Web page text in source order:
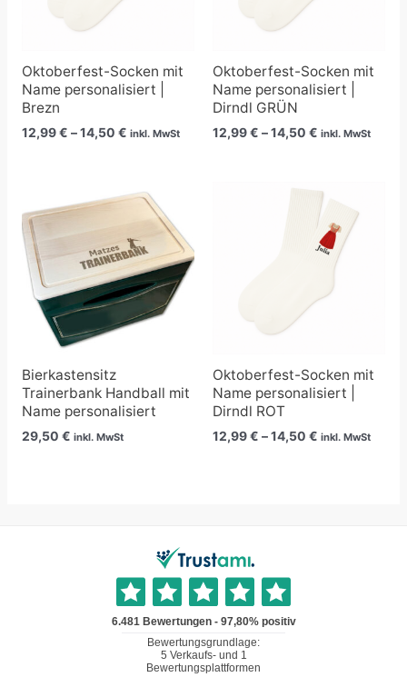
Oktoberfest-Socken mit
Name personalisiert |
Brezn
12,99€ –14,50 € inkl. MwSt
Oktoberfest-Socken mit
Name personalisiert |
Dirndl GRÜN
12,99€ –14,50 € inkl. MwSt
Bierkastensitz
Trainerbank Handball mit
Name personalisiert
29,50 € inkl. MwSt
Oktoberfest-Socken mit
Name personalisiert |
Dirndl ROT
12,99€ –14,50 €
Preisspanne:
12,99 €
bis
14,50 €
inkl. MwSt